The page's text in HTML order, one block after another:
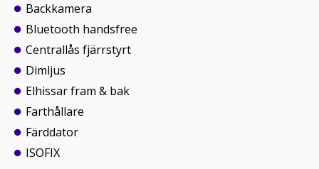
Backkamera
Bluetooth handsfree
Centrallås fjärrstyrt
Dimljus
Elhissar fram & bak
Farthållare
Färddator
ISOFIX